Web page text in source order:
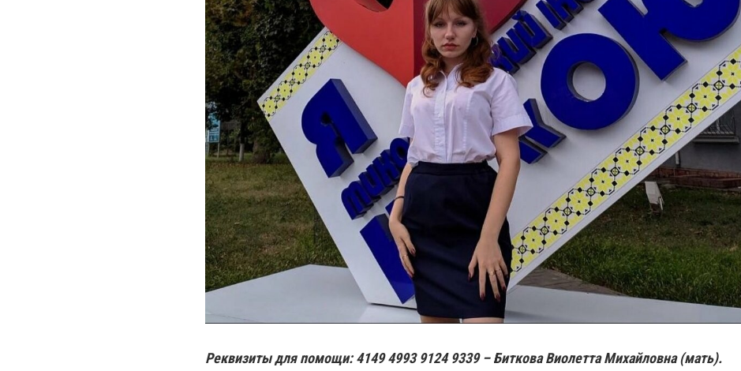
Реквизиты для помощи: 4149 4993 9124 9339 – Биткова Виолетта Михайловна (мать).